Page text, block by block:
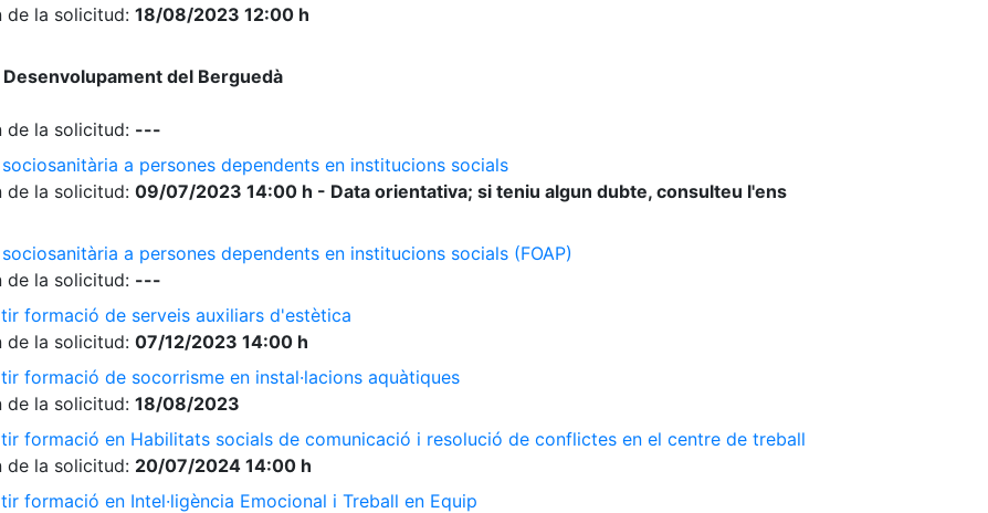
de la solicitud: 18/08/2023 12:00 h
del Berguedà
de la solicitud: ---
a persones dependents en institucions socials
de la solicitud: 09/07/2023 14:00 h - Data orientativa; si teniu algun dubte, consulteu l'ens
a persones dependents en institucions socials (FOAP)
de la solicitud: ---
formació de serveis auxiliars d'estètica
de la solicitud: 07/12/2023 14:00 h
formació de socorrisme en instal·lacions aquàtiques
de la solicitud: 18/08/2023
formació en Habilitats socials de comunicació i resolució de conflictes en el centre de treball
de la solicitud: 20/07/2024 14:00 h
formació en Intel·ligència Emocional i Treball en Equip